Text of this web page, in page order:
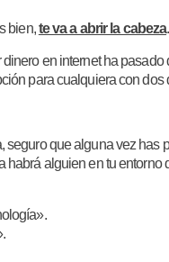
bien,te va a abrir la cabeza.
en internet ha
para cualquiera con
seguro que alguna vez has
habrá alguien en tu entorno